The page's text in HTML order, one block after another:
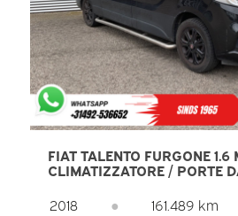
FIAT TALENTO FURGONE 1.6
CLIMATIZZATORE / PORTE
TELECAMERA / BARRE
2018 ● 161.489 km